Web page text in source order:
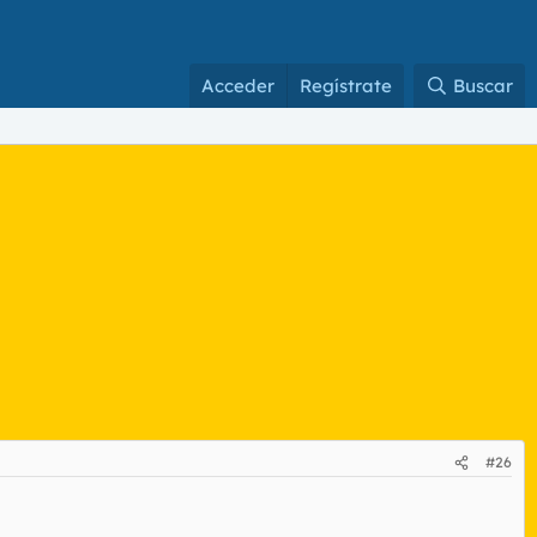
Acceder Regístrate Buscar
#26